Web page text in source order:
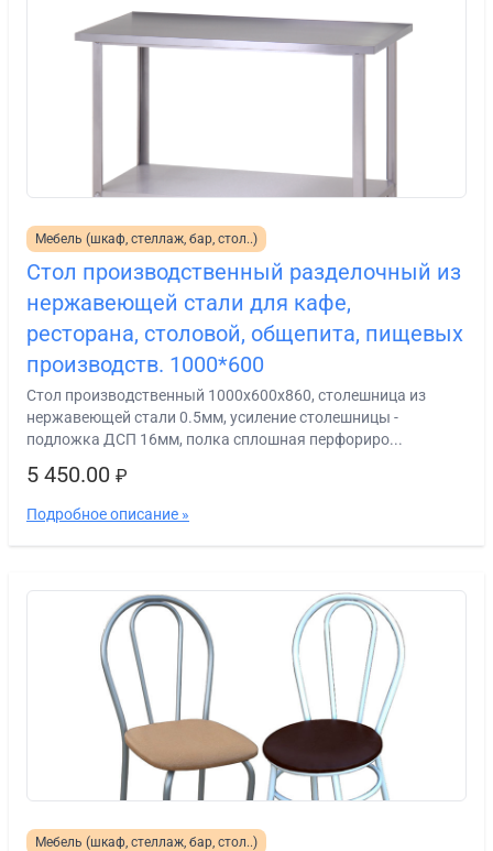
Мебель (шкаф, стеллаж, бар, стол..)
Стол производственный разделочный из
нержавеющей стали для кафе,
ресторана, столовой, общепита, пищевых
производств. 1000*600
Стол производственный 1000х600х860, столешница из
нержавеющей стали 0.5мм, усиление столешницы -
подложка ДСП 16мм, полка сплошная перфориро...
5 450.00 ₽
Подробное описание »
Мебель (шкаф, стеллаж, бар, стол..)